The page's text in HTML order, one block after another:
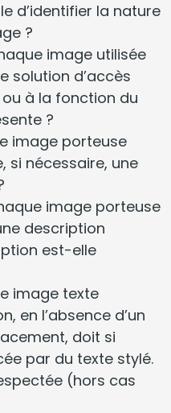
d’identifier la nature
?
image utilisée
solution d’accès
à la fonction du
?
image porteuse
si nécessaire, une
image porteuse
description
est-elle
image texte
en l’absence d’un
doit si
par du texte stylé.
(hors cas